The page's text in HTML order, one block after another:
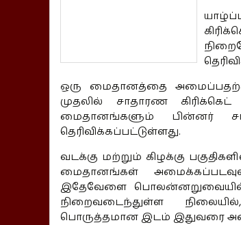
ஒரு மைதானத்தை
முதலில் சாதாரண
மைதானங்களும் பின்னர்
தெரிவிக்கப்பட்டுள்ளது.
வடக்கு மற்றும் கிழக்கு
மைதானங்கள்
இதேவேளை
நிறைவடைந்துள்ள
பொருத்தமான இடம் இதுவரை